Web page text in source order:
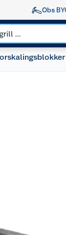
Obs